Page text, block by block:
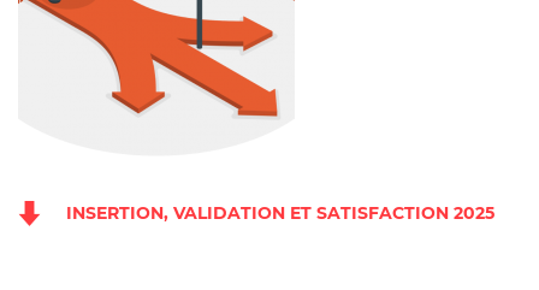
INSERTION, VALIDATION ET SATISFACTION 2025